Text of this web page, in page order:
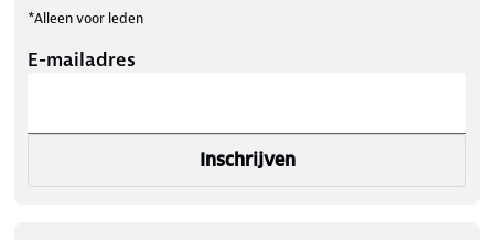
*Alleen voor leden
E-mailadres
Inschrijven